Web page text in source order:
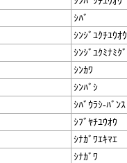
ｼﾊﾞ
ｼﾝｼﾞﾕｸﾁﾕｳｵｳ
ｼﾝｼﾞﾕｸﾐﾅﾐｸ
ｼﾝｶﾜ
ｼﾝﾊﾞｼ
ｼﾊﾞｳﾗｼ-ﾊﾞﾝｽ
ｼﾌﾞﾔﾁﾕｳｵｳ
ｼﾅｶﾞﾜｴｷﾏｴ
ｼﾅｶﾞﾜ